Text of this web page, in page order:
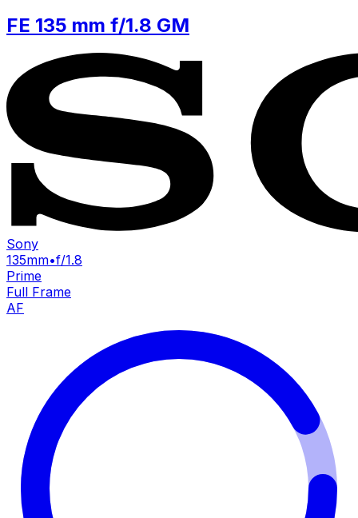
FE 135 mm f/1.8 GM
Sony
135mm•f/1.8
Prime
Full Frame
AF